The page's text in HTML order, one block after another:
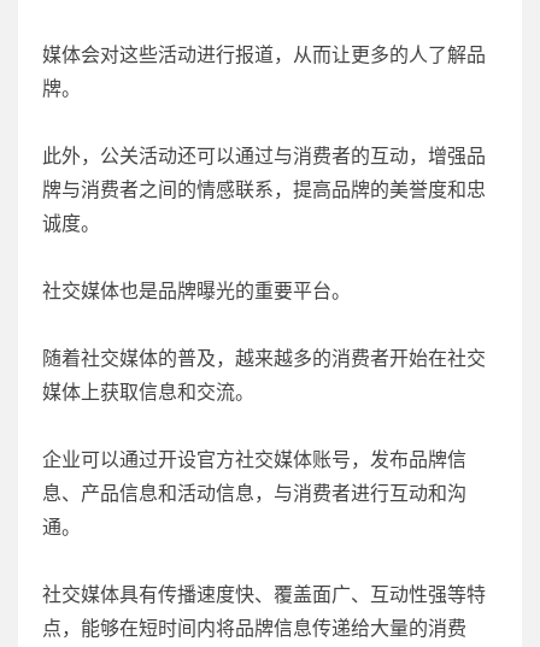
媒体会对这些活动进行报道，从而让更多的人了解品
牌。
此外，公关活动还可以通过与消费者的互动，增强品
牌与消费者之间的情感联系，提高品牌的美誉度和忠
诚度。
社交媒体也是品牌曝光的重要平台。
随着社交媒体的普及，越来越多的消费者开始在社交
媒体上获取信息和交流。
企业可以通过开设官方社交媒体账号，发布品牌信
息、产品信息和活动信息，与消费者进行互动和沟
通。
社交媒体具有传播速度快、覆盖面广、互动性强等特
点，能够在短时间内将品牌信息传递给大量的消费